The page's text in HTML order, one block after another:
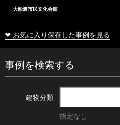
大船渡市民文化会館
❤ お気に入り保存した事例を見る
事例を検索する
建物分類
指定なし